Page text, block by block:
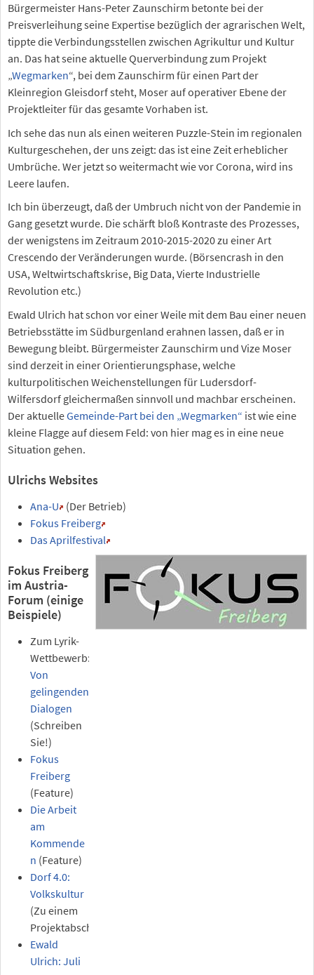
Bürgermeister Hans-Peter Zaunschirm betonte bei der
Preisverleihung seine Expertise bezüglich der agrarischen Welt,
tippte die Verbindungsstellen zwischen Agrikultur und Kultur
an. Das hat seine aktuelle Querverbindung zum Projekt
„Wegmarken“, bei dem Zaunschirm für einen Part der
Kleinregion Gleisdorf steht, Moser auf operativer Ebene der
Projektleiter für das gesamte Vorhaben ist.
Ich sehe das nun als einen weiteren Puzzle-Stein im regionalen
Kulturgeschehen, der uns zeigt: das ist eine Zeit erheblicher
Umbrüche. Wer jetzt so weitermacht wie vor Corona, wird ins
Leere laufen.
Ich bin überzeugt, daß der Umbruch nicht von der Pandemie in
Gang gesetzt wurde. Die schärft bloß Kontraste des Prozesses,
der wenigstens im Zeitraum 2010-2015-2020 zu einer Art
Crescendo der Veränderungen wurde. (Börsencrash in den
USA, Weltwirtschaftskrise, Big Data, Vierte Industrielle
Revolution etc.)
Ewald Ulrich hat schon vor einer Weile mit dem Bau einer neuen
Betriebsstätte im Südburgenland erahnen lassen, daß er in
Bewegung bleibt. Bürgermeister Zaunschirm und Vize Moser
sind derzeit in einer Orientierungsphase, welche
kulturpolitischen Weichenstellungen für Ludersdorf-
Wilfersdorf gleichermaßen sinnvoll und machbar erscheinen.
Der aktuelleGemeinde-Part bei den „Wegmarken“ ist wie eine
kleine Flagge auf diesem Feld: von hier mag es in eine neue
Situation gehen.
Ulrichs Websites
Ana-U (Der Betrieb)
Fokus Freiberg
Das Aprilfestival
Fokus Freiberg
im Austria-
Forum (einige
Beispiele)
Zum Lyrik-
Wettbewerb:
Von
gelingenden
Dialogen
(Schreiben
Sie!)
Fokus
Freiberg
(Feature)
Die Arbeit
am
Kommende
n (Feature)
Dorf 4.0:
Volkskultur
(Zu einem
Projektabschluß)
Ewald
Ulrich: Juli